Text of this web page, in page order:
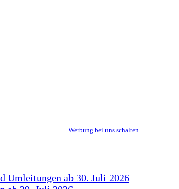
Werbung bei uns schalten
Umleitungen ab 30. Juli 2026